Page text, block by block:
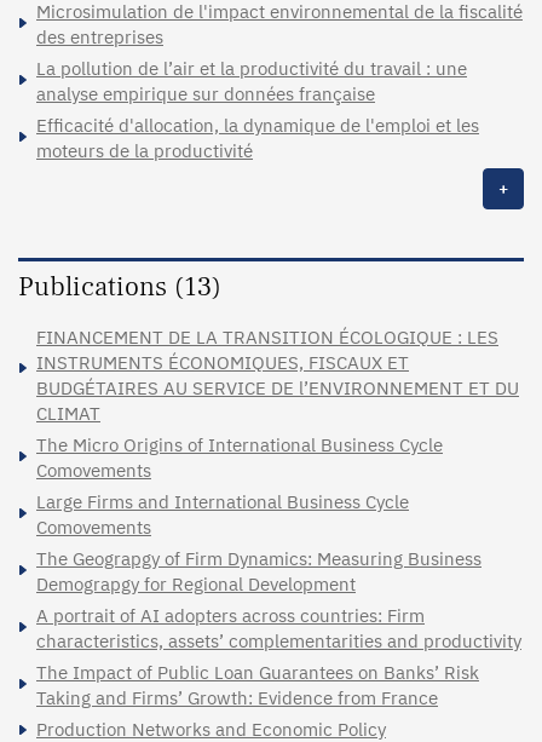
Microsimulation de l'impact environnemental de la fiscalité
des entreprises
La pollution de l’air et la productivité du travail : une
analyse empirique sur données française
Efficacité d'allocation, la dynamique de l'emploi et les
moteurs de la productivité
+
Publications (13)
FINANCEMENT DE LA TRANSITION ÉCOLOGIQUE : LES
INSTRUMENTS ÉCONOMIQUES, FISCAUX ET
BUDGÉTAIRES AU SERVICE DE l’ENVIRONNEMENT ET DU
CLIMAT
The Micro Origins of International Business Cycle
Comovements
Large Firms and International Business Cycle
Comovements
The Geograpgy of Firm Dynamics: Measuring Business
Demograpgy for Regional Development
A portrait of AI adopters across countries: Firm
characteristics, assets’ complementarities and productivity
The Impact of Public Loan Guarantees on Banks’ Risk
Taking and Firms’ Growth: Evidence from France
Production Networks and Economic Policy